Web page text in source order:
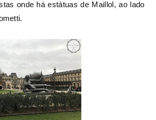
onde há estátuas de Maillol, ao lado